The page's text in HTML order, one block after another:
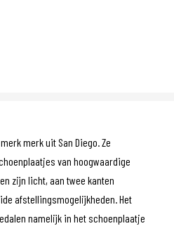
merk uit San Diego. Ze
van hoogwaardige
zijn licht, aan twee kanten
afstellingsmogelijkheden. Het
namelijk in het schoenplaatje